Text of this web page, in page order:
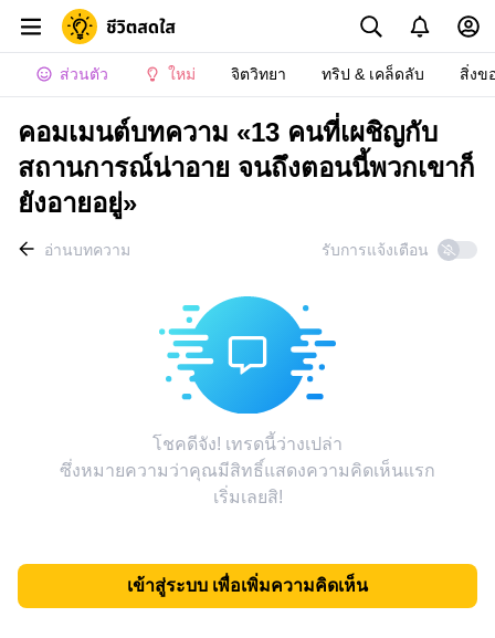
ส่วนตัว ใหม่ จิตวิทยา ทริป & เคล็ดลับ สิ่งข
คอมเมนต์บทความ «13 คนที่เผชิญกับ
สถานการณ์น่าอาย จนถึงตอนนี้พวกเขาก็
ยังอายอยู่»
อ่านบทความ รับการแจ้งเตือน
โชคดีจัง! เทรดนี้ว่างเปล่า
ซึ่งหมายความว่าคุณมีสิทธิ์แสดงความคิดเห็นแรก
เริ่มเลยสิ!
เข้าสู่ระบบ เพื่อเพิ่มความคิดเห็น